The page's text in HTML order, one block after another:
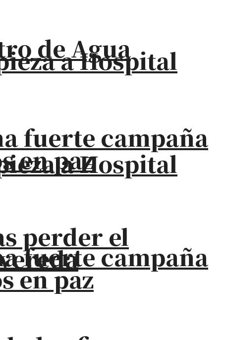
de Agua
a Hospital
fuerte campaña
en paz
a Hospital
fuerte campaña
en paz
perder el